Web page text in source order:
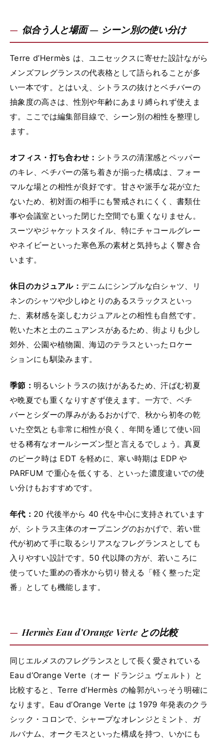
似合う人と場面 — シーン別の使い分け
Terre d’Hermès は、ユニセックスに寄せた設計ながら
メンズフレグランスの代表格として語られることが多
い一本です。とはいえ、シトラスの抜けとベチバーの
抽象度の高さは、性別や年齢にあまり縛られず使えま
す。ここでは編集部目線で、シーン別の相性を整理し
ます。
オフィス・打ち合わせ： シトラスの清潔感とペッパー
のキレ、ベチバーの落ち着きが揃った構成は、フォー
マルな場との相性が良好です。甘さや派手な花が立た
ないため、初対面の相手にも警戒されにくく、書類仕
事や会議室といった閉じた空間でも重くなりません。
スーツやジャケットスタイル、特にチャコールグレー
やネイビーといった寒色系の素材と気持ちよく響き合
います。
休日のカジュアル： デニムにシンプルな白シャツ、リ
ネンのシャツや少しゆとりのあるスラックスといっ
た、素材感を楽しむカジュアルとの相性も自然です。
乾いた木と土のニュアンスがあるため、街よりも少し
郊外、公園や植物園、海辺のテラスといったロケー
ションにも馴染みます。
季節： 明るいシトラスの抜けがあるため、汗ばむ初夏
や晩夏でも重くなりすぎず使えます。一方で、ベチ
バーとシダーの厚みがあるおかげで、秋から初冬の乾
いた空気とも非常に相性が良く、年間を通じて使い回
せる稀有なオールシーズン型と言えるでしょう。真夏
のピーク時は EDT を軽めに、寒い時期は EDP や
PARFUM で重心を低くする、といった濃度違いでの使
い分けもおすすめです。
年代： 20 代後半から 40 代を中心に支持されています
が、シトラス主体のオープニングのおかげで、若い世
代が初めて手に取るシリアスなフレグランスとしても
入りやすい設計です。50 代以降の方が、若いころに
使っていた重めの香水から切り替える「軽く整った定
番」としても機能します。
Hermès Eau d’Orange Verte との比較
同じエルメスのフレグランスとして長く愛されている
Eau d’Orange Verte（オー ドランジュ ヴェルト）と
比較すると、Terre d’Hermès の輪郭がいっそう明確に
なります。Eau d’Orange Verte は 1979 年発表のクラ
シック・コロンで、シャープなオレンジとミント、ガ
ルバナム、オークモスといった構成を持つ、いかにも